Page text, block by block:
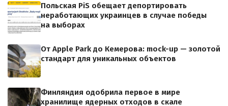
Польская PiS обещает депортировать
неработающих украинцев в случае победы
на выборах
От Apple Park до Кемерова: mock-up — золотой
стандарт для уникальных объектов
Финляндия одобрила первое в мире
хранилище ядерных отходов в скале